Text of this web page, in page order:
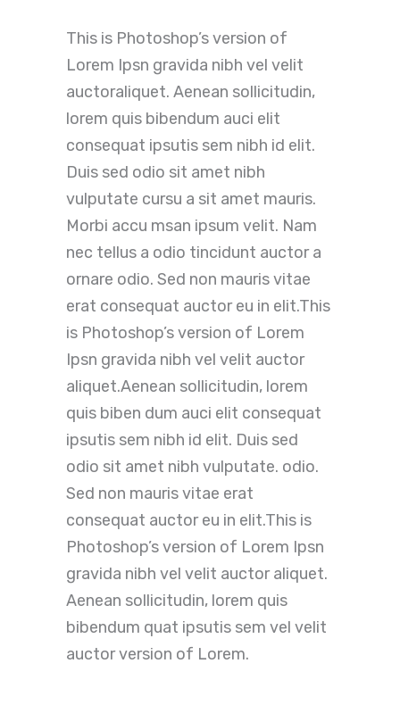
This is Photoshop’s version of
Lorem Ipsn gravida nibh vel velit
auctoraliquet. Aenean sollicitudin,
lorem quis bibendum auci elit
consequat ipsutis sem nibh id elit.
Duis sed odio sit amet nibh
vulputate cursu a sit amet mauris.
Morbi accu msan ipsum velit. Nam
nec tellus a odio tincidunt auctor a
ornare odio. Sed non mauris vitae
erat consequat auctor eu in elit.This
is Photoshop’s version of Lorem
Ipsn gravida nibh vel velit auctor
aliquet.Aenean sollicitudin, lorem
quis biben dum auci elit consequat
ipsutis sem nibh id elit. Duis sed
odio sit amet nibh vulputate. odio.
Sed non mauris vitae erat
consequat auctor eu in elit.This is
Photoshop’s version of Lorem Ipsn
gravida nibh vel velit auctor aliquet.
Aenean sollicitudin, lorem quis
bibendum quat ipsutis sem vel velit
auctor version of Lorem.